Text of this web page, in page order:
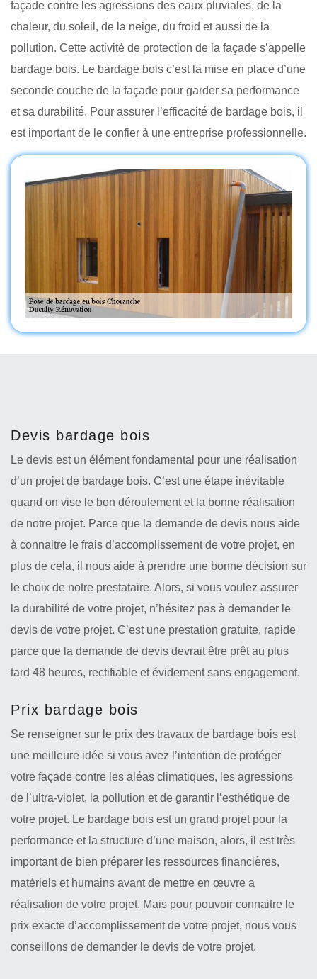
façade contre les agressions des eaux pluviales, de la
chaleur, du soleil, de la neige, du froid et aussi de la
pollution. Cette activité de protection de la façade s’appelle
bardage bois. Le bardage bois c’est la mise en place d’une
seconde couche de la façade pour garder sa performance
et sa durabilité. Pour assurer l’efficacité de bardage bois, il
est important de le confier à une entreprise professionnelle.
Devis bardage bois
Le devis est un élément fondamental pour une réalisation
d’un projet de bardage bois. C’est une étape inévitable
quand on vise le bon déroulement et la bonne réalisation
de notre projet. Parce que la demande de devis nous aide
à connaitre le frais d’accomplissement de votre projet, en
plus de cela, il nous aide à prendre une bonne décision sur
le choix de notre prestataire. Alors, si vous voulez assurer
la durabilité de votre projet, n’hésitez pas à demander le
devis de votre projet. C’est une prestation gratuite, rapide
parce que la demande de devis devrait être prêt au plus
tard 48 heures, rectifiable et évidement sans engagement.
Prix bardage bois
Se renseigner sur le prix des travaux de bardage bois est
une meilleure idée si vous avez l’intention de protéger
votre façade contre les aléas climatiques, les agressions
de l’ultra-violet, la pollution et de garantir l’esthétique de
votre projet. Le bardage bois est un grand projet pour la
performance et la structure d’une maison, alors, il est très
important de bien préparer les ressources financières,
matériels et humains avant de mettre en œuvre a
réalisation de votre projet. Mais pour pouvoir connaitre le
prix exacte d’accomplissement de votre projet, nous vous
conseillons de demander le devis de votre projet.